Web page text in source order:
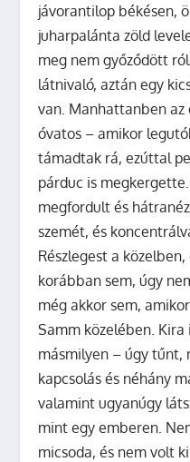
jávorantilop békésen,
juharpalánta zöld
meg nem győződött
látnivaló, aztán egy
van. Manhattanben
óvatos – amikor
támadtak rá, ezúttal
párduc is
megfordult és
szemét, és
Részlegest a
korábban sem, úgy
még akkor sem,
Samm közelében. Kira
másmilyen – úgy tűnt,
kapcsolás és néhány
valamint ugyanúgy
mint egy emberen.
micsoda, és nem volt